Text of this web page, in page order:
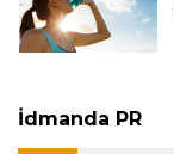
İdmanda PR